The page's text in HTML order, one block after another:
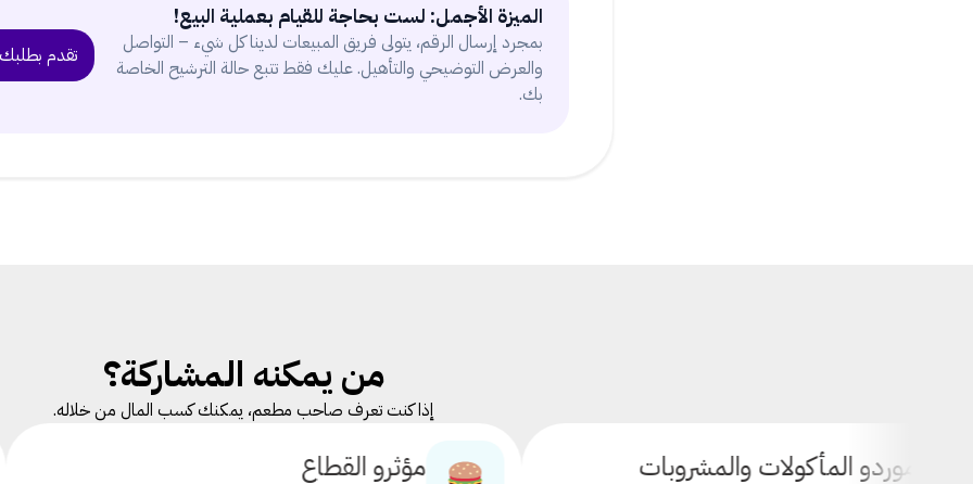
الميزة الأجمل: لست بحاجة للقيام بعملية البيع!
بمجرد إرسال الرقم، يتولى فريق المبيعات لدينا كل شيء – التواصل
والعرض التوضيحي والتأهيل. عليك فقط تتبع حالة الترشيح الخاصة
بك.
تقدم
من يمكنه المشاركة؟
إذا كنت تعرف صاحب مطعم، يمكنك كسب المال من خلاله.
والمشروبات مؤثرو القطاع